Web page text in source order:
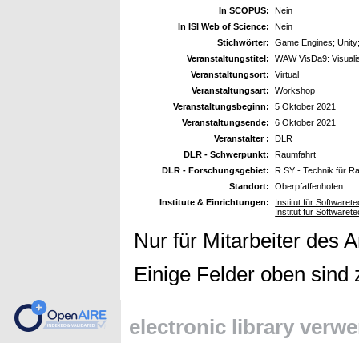
In SCOPUS:
Nein
In ISI Web of Science:
Nein
Stichwörter:
Game Engines;
Veranstaltungstitel:
WAW VisDa9:
Veranstaltungsort:
Virtual
Veranstaltungsart:
Workshop
Veranstaltungsbeginn:
5 Oktober 2021
Veranstaltungsende:
6 Oktober 2021
Veranstalter :
DLR
DLR - Schwerpunkt:
Raumfahrt
DLR - Forschungsgebiet:
R SY - Technik für
Standort:
Oberpfaffenhofen
Institute & Einrichtungen:
Institut für
Institut für
Nur für Mitarbeiter des
Einige Felder oben
electronic library